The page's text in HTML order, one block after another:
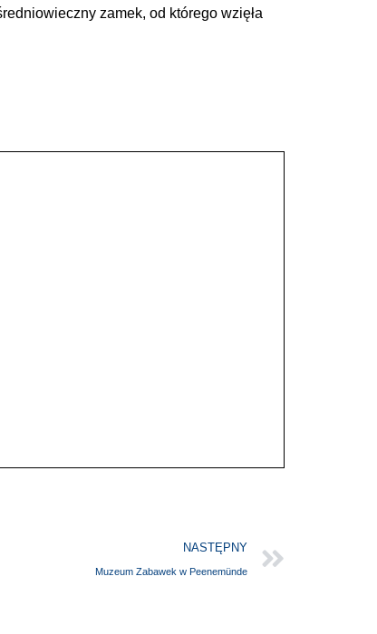
zamek, od którego wzięła
NASTĘPNY
Muzeum Zabawek w Peenemünde